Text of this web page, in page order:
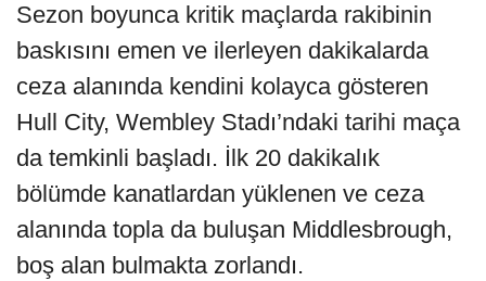
Sezon boyunca kritik maçlarda rakibinin
baskısını emen ve ilerleyen dakikalarda
ceza alanında kendini kolayca gösteren
Hull City, Wembley Stadı’ndaki tarihi maça
da temkinli başladı. İlk 20 dakikalık
bölümde kanatlardan yüklenen ve ceza
alanında topla da buluşan Middlesbrough,
boş alan bulmakta zorlandı.